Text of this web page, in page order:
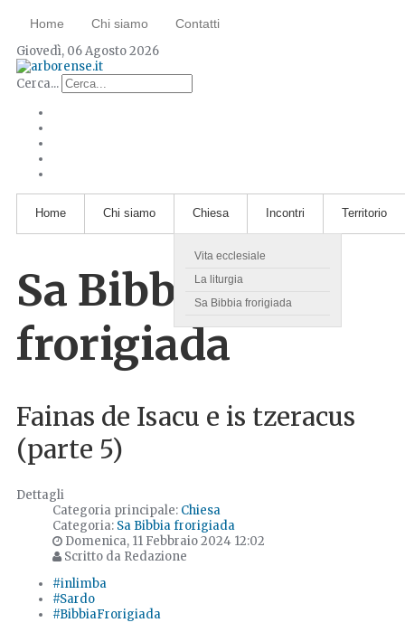
Home Chi siamo Contatti
Giovedì, 06 Agosto 2026
Cerca...
Home Chi siamo Chiesa
Vita ecclesiale
La liturgia
Sa Bibbia frorigiada
Incontri Territorio
Sa Bibbia
frorigiada
Fainas de Isacu e is tzeracus
(parte 5)
Dettagli
Categoria principale: Chiesa
Categoria: Sa Bibbia frorigiada
Domenica, 11 Febbraio 2024 12:02
Scritto da Redazione
#inlimba
#Sardo
#BibbiaFrorigiada